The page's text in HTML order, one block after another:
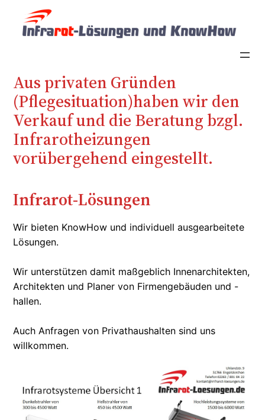
springen
Aus privaten Gründen
(Pflegesituation)haben wir den
Verkauf und die Beratung bzgl.
Infrarotheizungen
vorübergehend eingestellt.
Infrarot-Lösungen
Wir bieten KnowHow und individuell ausgearbeitete
Lösungen.
Wir unterstützen damit maßgeblich Innenarchitekten,
Architekten und Planer von Firmengebäuden und -
hallen.
Auch Anfragen von Privathaushalten sind uns
willkommen.